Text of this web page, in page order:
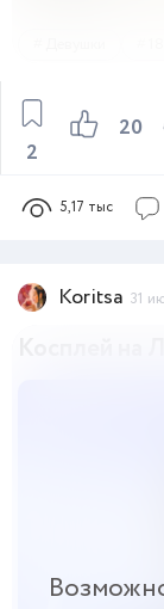
20
2
5,17 тыс
Koritsa 31